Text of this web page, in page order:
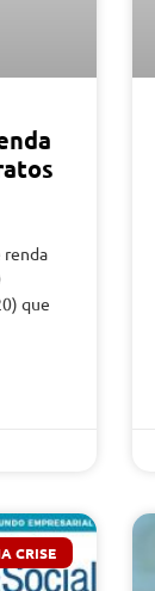
renda
que
CRISE